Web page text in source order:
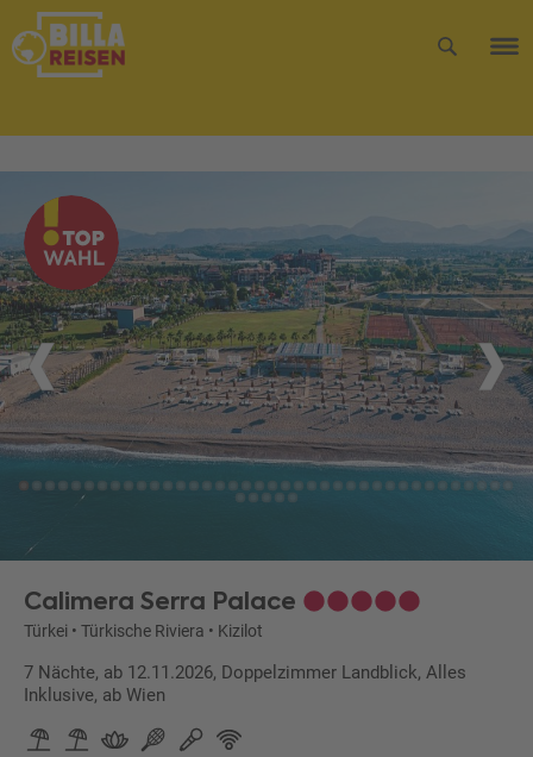
Calimera Serra Palace
Türkei • Türkische Riviera • Kizilot
7 Nächte, ab 12.11.2026, Doppelzimmer Landblick, Alles
Inklusive, ab Wien